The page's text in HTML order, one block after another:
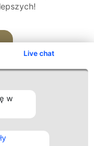
Live chat
w
Kontakt
Kontakt